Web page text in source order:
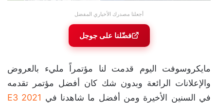
أجعلنا مصدرك الأخباري المفضل
فضّلنا على جوجل
مايكروسوفت اليوم قدمت لنا مؤتمراً مليء بالعروض
والإعلانات الرائعة وبدون شك كان أفضل مؤتمر تقدمه
في السنين الأخيرة ومن أفضل ما شاهدنا في E3 2021